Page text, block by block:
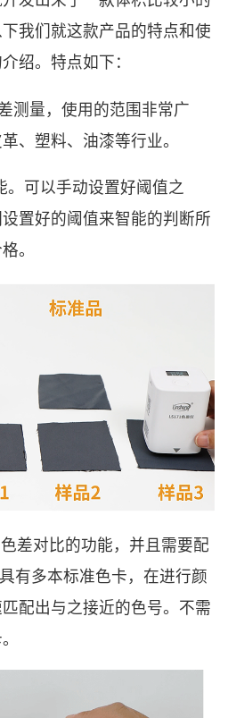
我们就这款产品的特点和使
绍。特点如下：
测量，使用的范围非常广
、塑料、油漆等行业。
。可以手动设置好阈值之
置好的阈值来智能的判断所
。
差对比的功能，并且需要配
有多本标准色卡，在进行颜
配出与之接近的色号。不需